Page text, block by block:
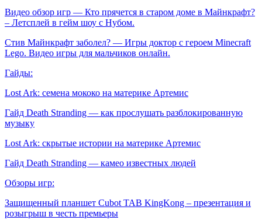
Видео обзор игр — Кто прячется в старом доме в Майнкрафт?
– Летсплей в гейм шоу с Нубом.
Стив Майнкрафт заболел? — Игры доктор с героем Minecraft
Lego. Видео игры для мальчиков онлайн.
Гайды:
Lost Ark: cемена мококо на материке Артемис
Гайд Death Stranding — как прослушать разблокированную
музыку
Lost Ark: скрытые истории на материке Артемис
Гайд Death Stranding — камео известных людей
Обзоры игр:
Защищенный планшет Cubot TAB KingKong – презентация и
розыгрыш в честь премьеры